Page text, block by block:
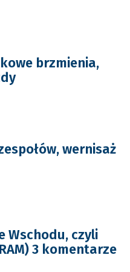
brzmienia,
wernisaż
Wschodu, czyli
3 komentarze